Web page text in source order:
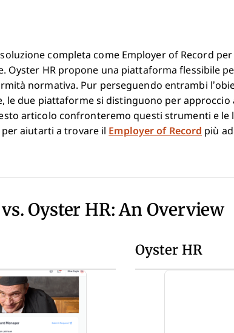
completa come Employer of Record
Oyster HR propone una piattaforma flessibile
normativa. Pur perseguendo entrambi
le due piattaforme si distinguono per approccio
articolo confronteremo questi strumenti e le
aiutarti a trovare il Employer of Record più
Oyster HR: An Overview
Oyster HR